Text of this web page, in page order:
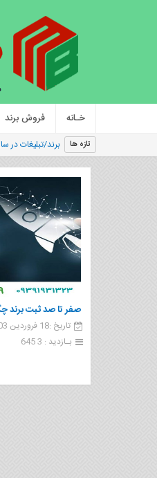
خـانه فروش برند
تازه ها برند/تبلیغات در
صفر تا صد ثبت برند
تاریخ :18 فروردین 1403, 18:11
بـازدید : 3 645